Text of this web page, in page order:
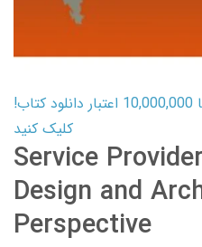
کارت اعتباری کتاب دانلود با 10,000,000 اعتبار دانلود کتاب!
کلیک کنید
Service
Design and
Perspective